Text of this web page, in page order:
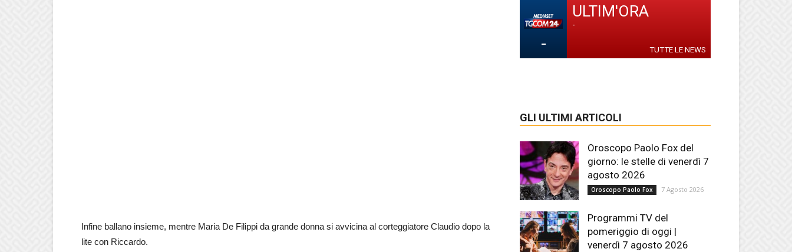
Infine ballano insieme, mentre Maria De Filippi da grande donna si avvicina al corteggiatore Claudio dopo la
lite con Riccardo.
-
ULTIM'ORA
-
TUTTE LE NEWS
GLI ULTIMI ARTICOLI
Oroscopo Paolo Fox del
giorno: le stelle di venerdì 7
agosto 2026
Oroscopo Paolo Fox 7 Agosto 2026
Programmi TV del
pomeriggio di oggi |
venerdì 7 agosto 2026